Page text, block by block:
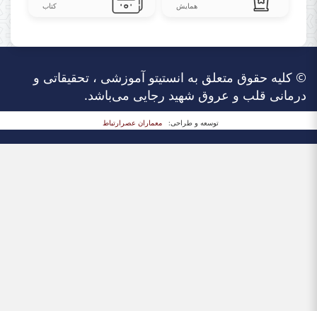
همایش کتاب
© کلیه حقوق متعلق به انستیتو آموزشی ، تحقیقاتی و
درمانی قلب و عروق شهید رجایی می‌باشد.
توسعه و طراحی: معماران عصر‌ارتباط